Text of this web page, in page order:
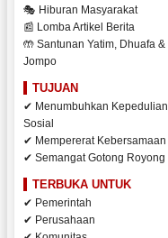
🎭 Hiburan Masyarakat
📰 Lomba Artikel Berita
🤲 Santunan Yatim, Dhuafa &
Jompo
TUJUAN
✔ Menumbuhkan Kepedulian
Sosial
✔ Mempererat Kebersamaan
✔ Semangat Gotong Royong
TERBUKA UNTUK
✔ Pemerintah
✔ Perusahaan